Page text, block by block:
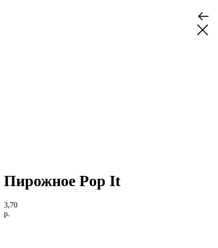
Пирожное Pop It
3,70
р.